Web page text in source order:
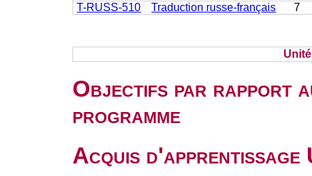
T-RUSS-510
Traduction russe-français 7
Objectifs par rapport
programme
Acquis d'apprentissage